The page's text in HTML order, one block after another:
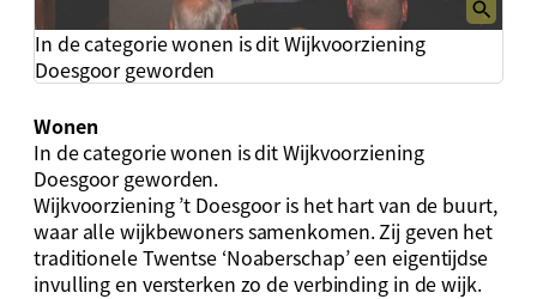
In de categorie wonen is dit Wijkvoorziening
Doesgoor geworden
Wonen
In de categorie wonen is dit Wijkvoorziening
Doesgoor geworden.
Wijkvoorziening ’t Doesgoor is het hart van de buurt,
waar alle wijkbewoners samenkomen. Zij geven het
traditionele Twentse ‘Noaberschap’ een eigentijdse
invulling en versterken zo de verbinding in de wijk.